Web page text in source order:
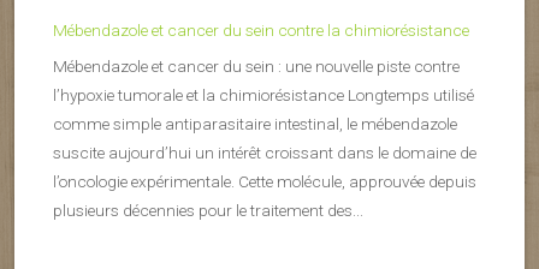
Mébendazole et cancer du sein contre la chimiorésistance
Mébendazole et cancer du sein : une nouvelle piste contre
l’hypoxie tumorale et la chimiorésistance Longtemps utilisé
comme simple antiparasitaire intestinal, le mébendazole
suscite aujourd’hui un intérêt croissant dans le domaine de
l’oncologie expérimentale. Cette molécule, approuvée depuis
plusieurs décennies pour le traitement des...